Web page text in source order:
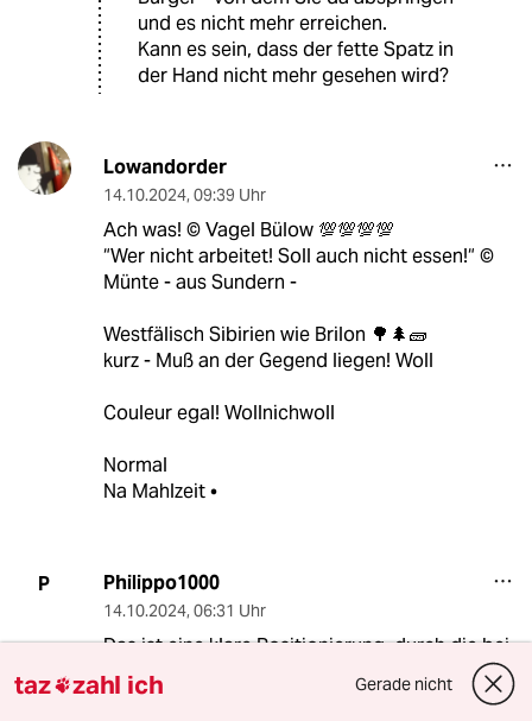
und es nicht mehr erreichen.
Kann es sein, dass der fette Spatz in
der Hand nicht mehr gesehen wird?
Lowandorder
14.10.2024, 09:39 Uhr
Ach was! ©️ Vagel Bülow 💯💯💯💯
“Wer nicht arbeitet! Soll auch nicht essen!“ ©️
Münte - aus Sundern -
Westfälisch Sibirien wie Brilon 🌳🌲🧱
kurz - Muß an der Gegend liegen! Woll
Couleur egal! Wollnichwoll
Normal
Na Mahlzeit •
P Philippo1000
14.10.2024, 06:31 Uhr
Das ist eine klare Positionierung, durch die bei
der Bundestagswahl eine deutliche
Unterscheidung der Parteiangebote
taz zahl ich Gerade nicht